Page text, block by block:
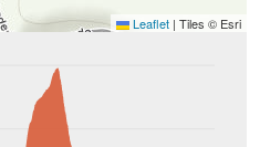
Leaflet | Tiles © Esri